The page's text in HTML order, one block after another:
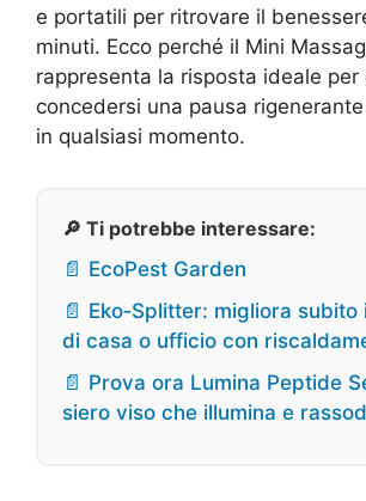
e portatili per ritrovare il
minuti. Ecco perché il Mini
rappresenta la risposta ideale per
concedersi una pausa
in qualsiasi momento.
🔎 Ti potrebbe interessare:
📄 EcoPest Garden
📄 Eko‑Splitter: migliora
di casa o ufficio con
📄 Prova ora Lumina Peptide
siero viso che illumina e